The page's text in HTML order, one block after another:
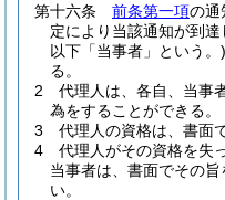
第十六条 前条第一項の通
定により当該通知が到達
以下「当事者」という。)
る。
2
代理人は、各自、当事
為をすることができる。
3
代理人の資格は、書面
4
代理人がその資格を失
当事者は、書面でその
い。